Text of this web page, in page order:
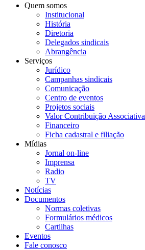
Quem somos
Institucional
História
Diretoria
Delegados sindicais
Abrangência
Serviços
Jurídico
Campanhas sindicais
Comunicação
Centro de eventos
Projetos sociais
Valor Contribuição Associativa
Financeiro
Ficha cadastral e filiação
Mídias
Jornal on-line
Imprensa
Radio
TV
Notícias
Documentos
Normas coletivas
Formulários médicos
Cartilhas
Eventos
Fale conosco